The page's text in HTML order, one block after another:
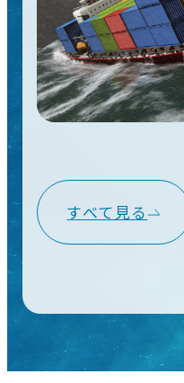
すべて見る